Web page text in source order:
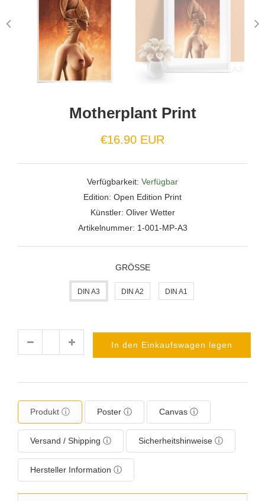
Motherplant Print
€16.90 EUR
Verfügbarkeit: Verfügbar
Edition: Open Edition Print
Künstler: Oliver Wetter
Artikelnummer: 1-001-MP-A3
GRÖSSE
DIN A3 DIN A2 DIN A1
In den Einkaufswagen legen
Produkt ⓘ Poster ⓘ Canvas ⓘ
Versand / Shipping ⓘ Sicherheitshinweise ⓘ
Hersteller Information ⓘ